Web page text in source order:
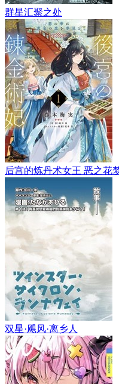
群星汇聚之处
后宫的炼丹术女王 恶之花
双星·飓风·离乡人